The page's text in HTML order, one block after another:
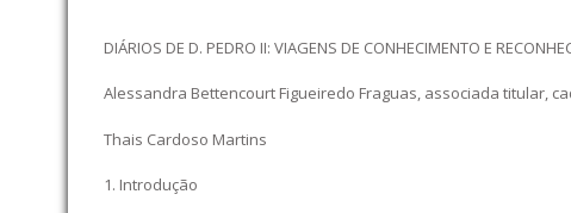
DIÁRIOS DE D. PEDRO II: VIAGENS DE CONHECIMENTO E
Alessandra Bettencourt Figueiredo Fraguas, associada titular,
Thais Cardoso Martins
1. Introdução